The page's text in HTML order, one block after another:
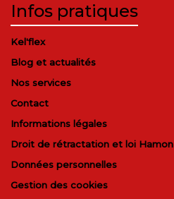
Infos pratiques
Kel'flex
Blog et actualités
Nos services
Contact
Informations légales
Droit de rétractation et loi Hamon
Données personnelles
Gestion des cookies